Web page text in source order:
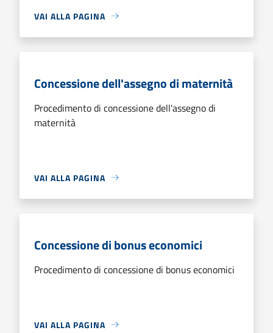
VAI ALLA PAGINA
Concessione dell'assegno di maternità
Procedimento di concessione dell'assegno di
maternità
VAI ALLA PAGINA
Concessione di bonus economici
Procedimento di concessione di bonus economici
VAI ALLA PAGINA